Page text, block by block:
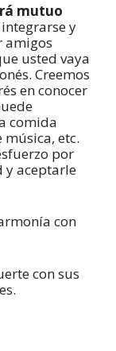
mutuo
y
amigos
usted vaya
Creemos
en conocer
comida
etc.
por
y aceptarle
con
con sus